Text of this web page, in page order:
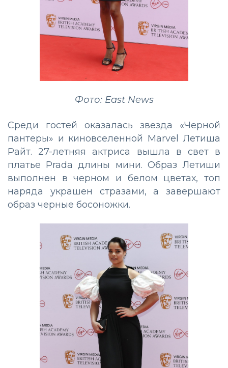
Фото: East News
Среди гостей оказалась звезда «Черной
пантеры» и киновселенной Marvel Летиша
Райт. 27-летняя актриса вышла в свет в
платье Prada длины мини. Образ Летиши
выполнен в черном и белом цветах, топ
наряда украшен стразами, а завершают
образ черные босоножки.